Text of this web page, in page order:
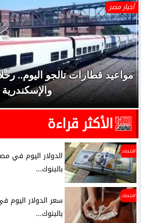
أخبار مصر
مواعيد قطارات تالجو اليوم..
والإسكندرية
الأكثر قراءة
اقتصاد
الدولار اليوم في
بالبنوك...
اقتصاد
سعر الدولار اليوم
بالبنوك...